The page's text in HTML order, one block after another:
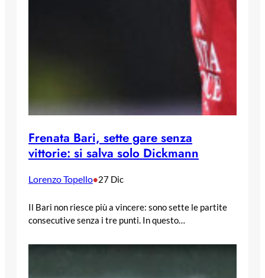
Frenata Bari, sette gare senza
vittorie: si salva solo Dickmann
Lorenzo Topello•27 Dic
Il Bari non riesce più a vincere: sono sette le partite
consecutive senza i tre punti. In questo…